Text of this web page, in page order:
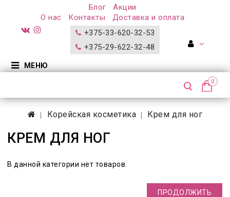
Блог
Акции
О нас
Контакты
Доставка и оплата
+375-33-620-32-53
+375-29-622-32-48
0
МЕНЮ
Корейская косметика Крем для ног
КРЕМ ДЛЯ НОГ
В данной категории нет товаров.
ПРОДОЛЖИТЬ